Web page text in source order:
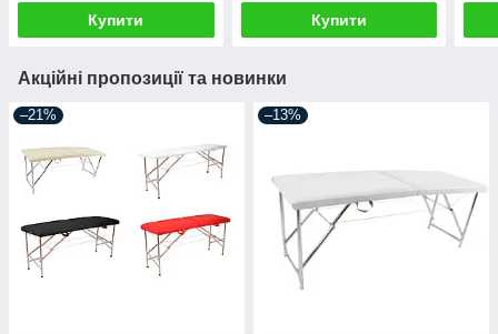
Купити Купити
Акційні пропозиції та новинки
–21% –13%